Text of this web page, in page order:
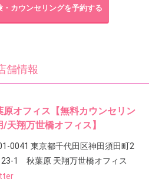
・カウンセリングを予約する
舗情報
原オフィス【無料カウンセリン
/天翔万世橋オフィス】
0041 東京都千代田区神田須田町2
23-1 秋葉原 天翔万世橋オフィス